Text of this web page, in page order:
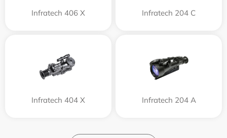
Infratech 406 Х Infratech 204 С
Infratech 404 Х Infratech 204 А